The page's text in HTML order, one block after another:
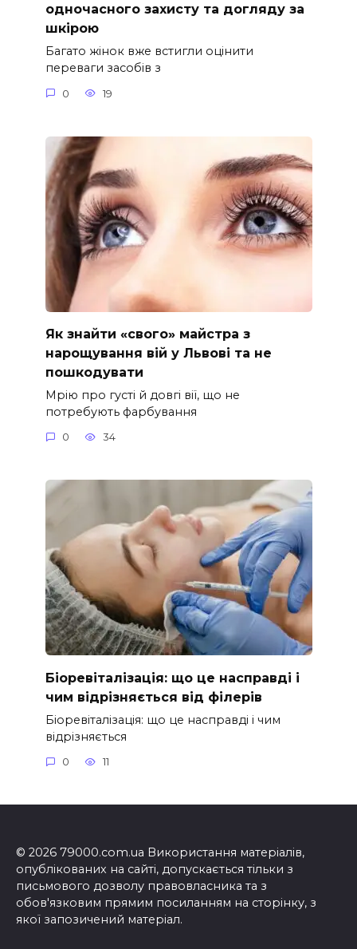
одночасного захисту та догляду за
шкірою
Багато жінок вже встигли оцінити
переваги засобів з
0 19
Як знайти «свого» майстра з
нарощування вій у Львові та не
пошкодувати
Мрію про густі й довгі вії, що не
потребують фарбування
0 34
Біоревіталізація: що це насправді і
чим відрізняється від філерів
Біоревіталізація: що це насправді і чим
відрізняється
0 11
© 2026 79000.com.ua Використання матеріалів,
опублікованих на сайті, допускається тільки з
письмового дозволу правовласника та з
обов'язковим прямим посиланням на сторінку, з
якої запозичений матеріал.